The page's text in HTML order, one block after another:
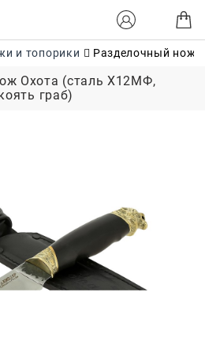
и топорики Разделочный нож
Охота (сталь Х12МФ,
граб)